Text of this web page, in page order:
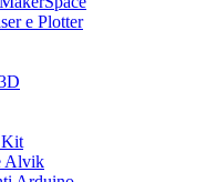
e Plotter
Kit
Alvik